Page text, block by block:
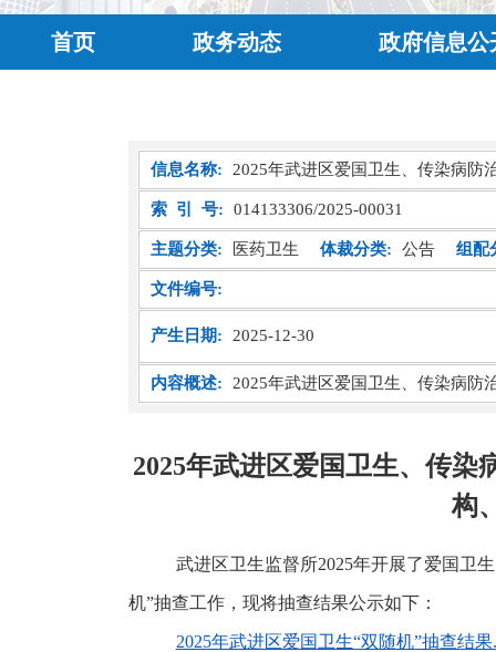
首页 政务动态 政府信息公
信息名称: 2025年武进区爱国卫生、传染病防
索 引 号: 014133306/2025-00031
主题分类: 医药卫生 体裁分类: 公告 组配
文件编号:
产生日期: 2025-12-30
内容概述: 2025年武进区爱国卫生、传染病防
2025年武进区爱国卫生、传
构
武进区卫生监督所2025年开展了爱国卫
机”抽查工作，现将抽查结果公示如下：
2025年武进区爱国卫生“双随机”抽查结果